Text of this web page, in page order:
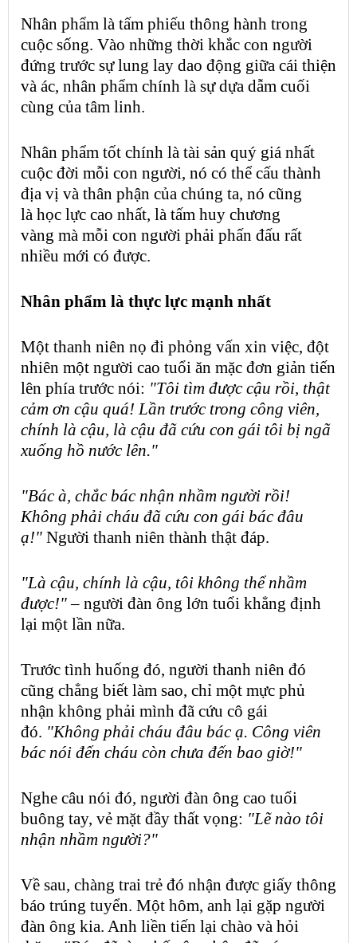
Nhân phẩm là tấm phiếu thông hành trong
cuộc sống. Vào những thời khắc con người
đứng trước sự lung lay dao động giữa cái thiện
và ác, nhân phẩm chính là sự dựa dẫm cuối
cùng của tâm linh.
Nhân phẩm tốt chính là tài sản quý giá nhất
cuộc đời mỗi con người, nó có thể cấu thành
địa vị và thân phận của chúng ta, nó cũng
là học lực cao nhất, là tấm huy chương
vàng mà mỗi con người phải phấn đấu rất
nhiều mới có được.
Nhân phẩm là thực lực mạnh nhất
Một thanh niên nọ đi phỏng vấn xin việc, đột
nhiên một người cao tuổi ăn mặc đơn giản tiến
lên phía trước nói: "Tôi tìm được cậu rồi, thật
cảm ơn cậu quá! Lần trước trong công viên,
chính là cậu, là cậu đã cứu con gái tôi bị ngã
xuống hồ nước lên."
"Bác à, chắc bác nhận nhầm người rồi!
Không phải cháu đã cứu con gái bác đâu
ạ!" Người thanh niên thành thật đáp.
"Là cậu, chính là cậu, tôi không thể nhầm
được!"– người đàn ông lớn tuổi khẳng định
lại một lần nữa.
Trước tình huống đó, người thanh niên đó
cũng chẳng biết làm sao, chỉ một mực phủ
nhận không phải mình đã cứu cô gái
đó. "Không phải cháu đâu bác ạ. Công viên
bác nói đến cháu còn chưa đến bao giờ!"
Nghe câu nói đó, người đàn ông cao tuổi
buông tay, vẻ mặt đầy thất vọng: "Lẽ nào tôi
nhận nhầm người?"
Về sau, chàng trai trẻ đó nhận được giấy thông
báo trúng tuyển. Một hôm, anh lại gặp người
đàn ông kia. Anh liền tiến lại chào và hỏi